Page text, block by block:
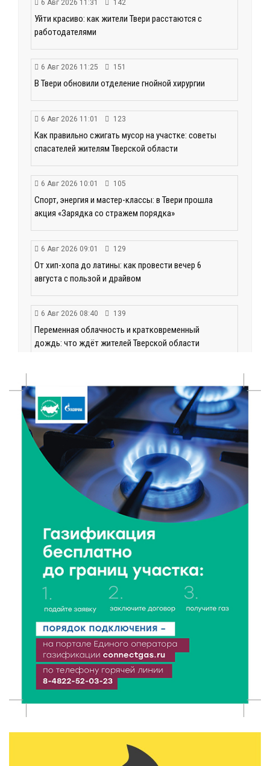
6 Авг 2026 11:31 142
Уйти красиво: как жители Твери расстаются с
работодателями
6 Авг 2026 11:25 151
В Твери обновили отделение гнойной хирургии
6 Авг 2026 11:01 123
Как правильно сжигать мусор на участке: советы
спасателей жителям Тверской области
6 Авг 2026 10:01 105
Спорт, энергия и мастер-классы: в Твери прошла
акция «Зарядка со стражем порядка»
6 Авг 2026 09:01 129
От хип-хопа до латины: как провести вечер 6
августа с пользой и драйвом
6 Авг 2026 08:40 139
Переменная облачность и кратковременный
дождь: что ждёт жителей Тверской области
6 Авг 2026 08:10 189
В Твери открываются две масштабные выставки
известных художников
5 Авг 2026 23:02 392
В парке Твери прошла познавательная акция от
Госавтоинспекции
Названы самые грамотные профессии по итогам
«Тотального диктанта»
5 Авг 2026 21:02 379
От детских площадок до спортивных арен: в
Калининском округе подвели итоги программы
поддержки местных инициатив
5 Авг 2026 20:02 292
Большая гонка на Волге: 8 августа Калязин станет
Туристический азарт и командный дух: в
Максатихинском округе завершился молодёжный